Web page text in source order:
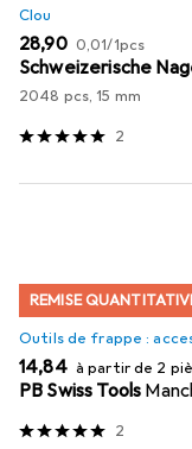
Clou
EUR
28,90 EUR
0,01/1pcs
Schweizerische
2048 pcs, 15 mm
2
REMISE
Outils de frappe :
EUR
14,84 à partir de 2
PB Swiss Tools
2